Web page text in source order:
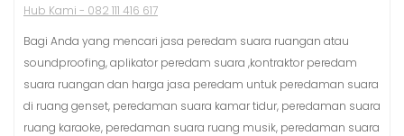
Bagi Anda yang mencari jasa peredam suara ruangan atau
soundproofing, aplikator peredam suara ,kontraktor peredam
suara ruangan dan harga jasa peredam untuk peredaman suara
di ruang genset, peredaman suara kamar tidur, peredaman suara
ruang karaoke, peredaman suara ruang musik, peredaman suara